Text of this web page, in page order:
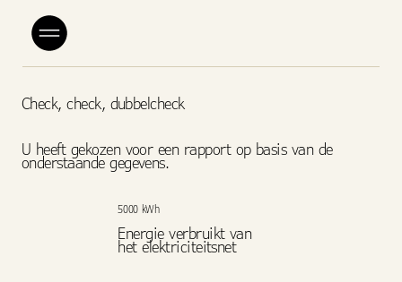
Check, check, dubbelcheck
U heeft gekozen voor een rapport op basis van de
onderstaande gegevens.
5000 kWh
Energie verbruikt van
het elektriciteitsnet